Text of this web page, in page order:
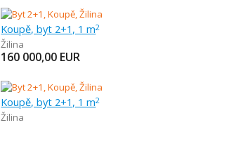
Koupě, byt 2+1, 1 m2
Žilina
160 000,00 EUR
Koupě, byt 2+1, 1 m2
Žilina